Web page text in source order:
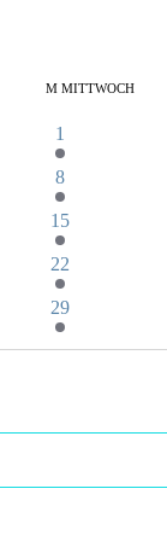
M MITTWOCH
1
Veranstaltung
1
1
Veranstaltung
8
1
Veranstaltung
15
1
Veranstaltung
22
1
Veranstaltung
29